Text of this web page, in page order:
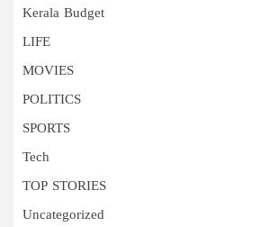
Kerala Budget
LIFE
MOVIES
POLITICS
SPORTS
Tech
TOP STORIES
Uncategorized